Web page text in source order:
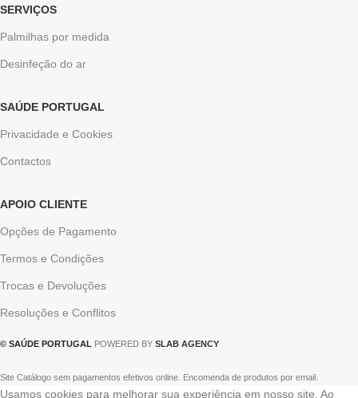
SERVIÇOS
Palmilhas por medida
Desinfeção do ar
SAÚDE PORTUGAL
Privacidade e Cookies
Contactos
APOIO CLIENTE
Opções de Pagamento
Termos e Condições
Trocas e Devoluções
Resoluções e Conflitos
© SAÚDE PORTUGAL POWERED BY SLAB AGENCY
Site Catálogo sem pagamentos efetivos online. Encomenda de produtos por email.
Usamos cookies para melhorar sua experiência em nosso site. Ao